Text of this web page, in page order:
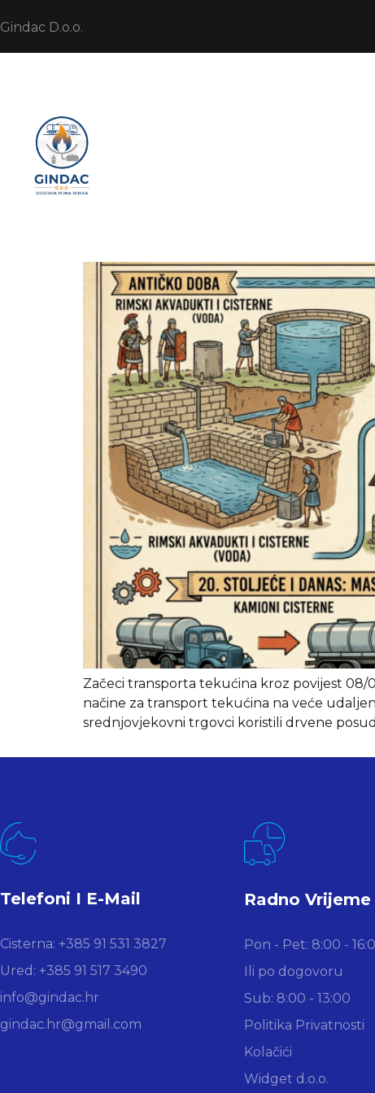
Gindac D.o.o.
Začeci transporta tekućina kroz povijest 08/
načine za transport tekućina na veće
srednjovjekovni trgovci koristili drvene
Telefoni I E-Mail
Cisterna: +385 91 531 3827
Ured: +385 91 517 3490
info@gindac.hr
gindac.hr@gmail.com
Radno Vrijeme
Pon - Pet: 8:00 -
Ili po dogovoru
Sub: 8:00 - 13:00
Politika Privatnosti
Kolačići
Widget d.o.o.